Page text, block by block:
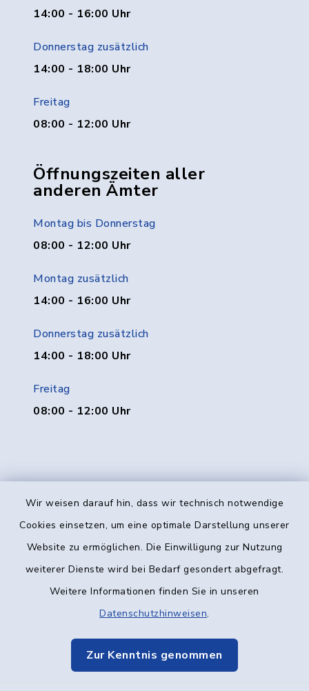
Wir weisen darauf hin, dass wir technisch notwendige
Cookies einsetzen, um eine optimale Darstellung unserer
Website zu ermöglichen. Die Einwilligung zur Nutzung
weiterer Dienste wird bei Bedarf gesondert abgefragt.
Weitere Informationen finden Sie in unseren
Datenschutzhinweisen.
Zur Kenntnis genommen
14:00 - 16:00 Uhr
Donnerstag zusätzlich
14:00 - 18:00 Uhr
Freitag
08:00 - 12:00 Uhr
Öffnungszeiten aller
anderen Ämter
Montag bis Donnerstag
08:00 - 12:00 Uhr
Montag zusätzlich
14:00 - 16:00 Uhr
Donnerstag zusätzlich
14:00 - 18:00 Uhr
Freitag
08:00 - 12:00 Uhr
Kontakt
Datenschutz
Elektronische Kommunikation